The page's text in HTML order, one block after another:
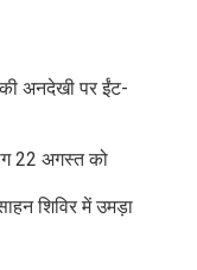
अनदेखी पर ईंट-
22 अगस्त को
शिविर में उमड़ा